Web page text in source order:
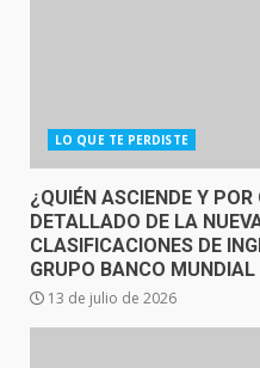
LO QUE TE PERDISTE
¿QUIÉN ASCIENDE Y
DETALLADO DE LA
CLASIFICACIONES DE
GRUPO BANCO MUNDIAL
13 de julio de 2026